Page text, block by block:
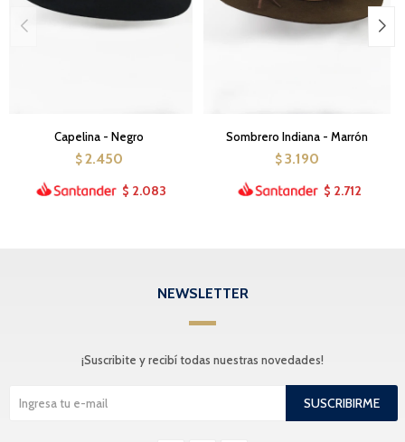
Capelina - Negro
$ 2.450
$ 2.083
Sombrero Indiana - Marrón
$ 3.190
$ 2.712
NEWSLETTER
¡Suscribite y recibí todas nuestras novedades!
SUSCRIBIRME